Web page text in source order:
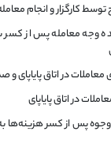
کارگزار و انجام معامله
وجه معامله پس از کسر
در اتاق پایاپای و
در اتاق پایاپای
وجوه پس از کسر هزینه‌ها